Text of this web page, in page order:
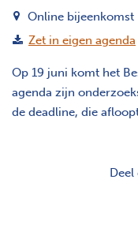
Online bijeenkomst
Zet in eigen agenda
Op 19 juni komt het
agenda zijn
de deadline, die